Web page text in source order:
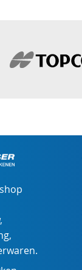
,
,
.